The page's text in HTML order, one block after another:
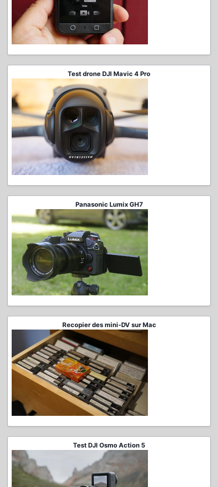
Test drone DJI Mavic 4 Pro
Panasonic Lumix GH7
Recopier des mini-DV sur Mac
Test DJI Osmo Action 5